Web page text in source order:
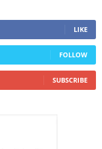
LIKE
FOLLOW
SUBSCRIBE